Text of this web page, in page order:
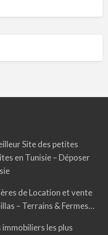
Site des petites
en Tunisie – Déposer
de Location et vente
– Terrains & Fermes…
les plus